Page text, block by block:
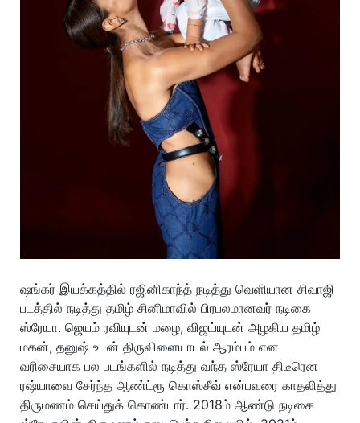
ஷங்கர் இயக்கத்தில் ரஜினிகாந்த் நடித்து வெளியான சிவாஜி
படத்தில் நடித்து தமிழ் சினிமாவில் பிரபலமானவர் நடிகை
ஸ்ரேயா. ஜெயம் ரவியுடன் மழை, விஜய்யுடன் அழகிய தமிழ்
மகன், தனுஷ் உடன் திருவிளையாடல் ஆரம்பம் என
வரிசையாக பல படங்களில் நடித்து வந்த ஸ்ரேயா திடீரென
ரஷ்யாவை சேர்ந்த ஆண்ட்ரூ கொஸ்சீவ் என்பவரை காதலித்து
திருமணம் செய்துக் கொண்டார். 2018ம் ஆண்டு நடிகை